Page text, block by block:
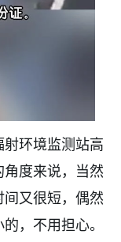
环境监测站高
度来说，当然
又很短，偶然
，不用担心。